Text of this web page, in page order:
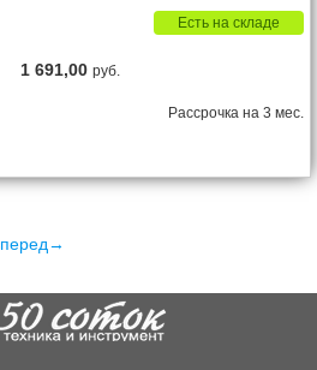
Есть на складе
1 691,00руб.
Рассрочка на 3 мес.